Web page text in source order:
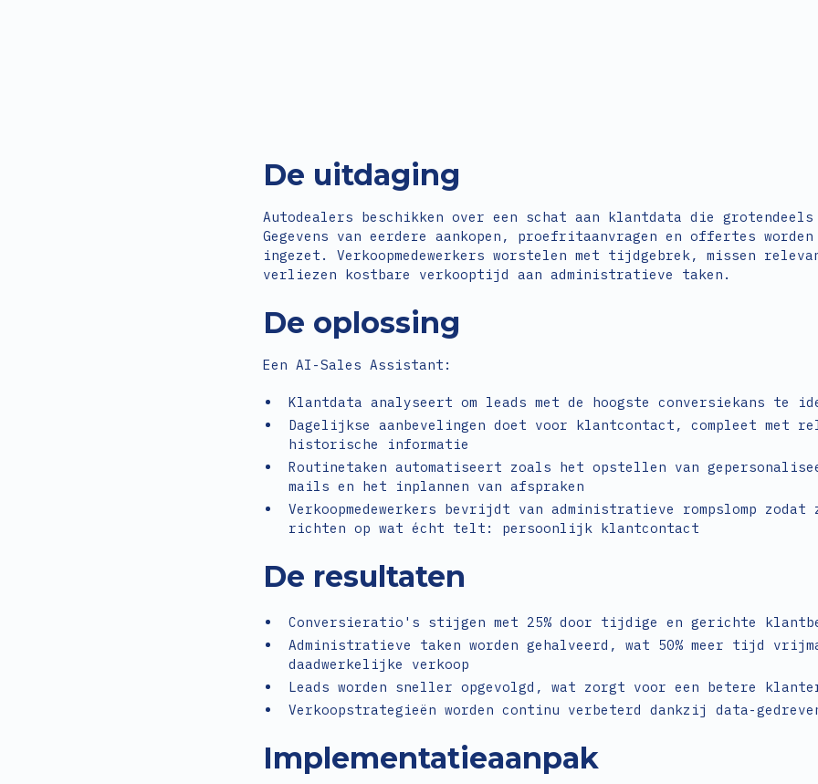
De uitdaging
Autodealers beschikken over een schat aan klantdata die
Gegevens van eerdere aankopen, proefritaanvragen en offertes
ingezet. Verkoopmedewerkers worstelen met tijdgebrek, missen
verliezen kostbare verkooptijd aan administratieve taken.
De oplossing
Een AI-Sales Assistant:
Klantdata analyseert om leads met de hoogste conversiekans te
Dagelijkse aanbevelingen doet voor klantcontact, compleet met
historische informatie
Routinetaken automatiseert zoals het opstellen van
mails en het inplannen van afspraken
Verkoopmedewerkers bevrijdt van administratieve rompslomp zodat
richten op wat écht telt: persoonlijk klantcontact
De resultaten
Conversieratio's stijgen met 25% door tijdige en gerichte
Administratieve taken worden gehalveerd, wat 50% meer tijd
daadwerkelijke verkoop
Leads worden sneller opgevolgd, wat zorgt voor een betere
Verkoopstrategieën worden continu verbeterd dankzij data-
Implementatieaanpak